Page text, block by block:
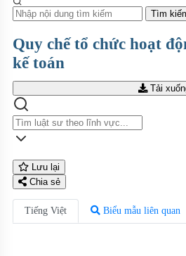
Tìm
Quy chế tổ chức hoạt
kế toán
Tải
Lưu lại
Chia sẻ
Tiếng Việt Biểu mẫu liên quan